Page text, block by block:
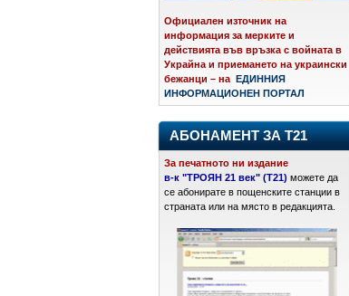
Официален източник на
информация за мерките и
действията във връзка с войната в
Украйна и приемането на украински
бежанци – на
ЕДИННИЯ
ИНФОРМАЦИОНЕН ПОРТАЛ
АБОНАМЕНТ ЗА Т21
За печатното ни издание
в-к "ТРОЯН 21 век" (Т21) можете да
се абонирате в пощенските станции в
страната или на място в редакцията.